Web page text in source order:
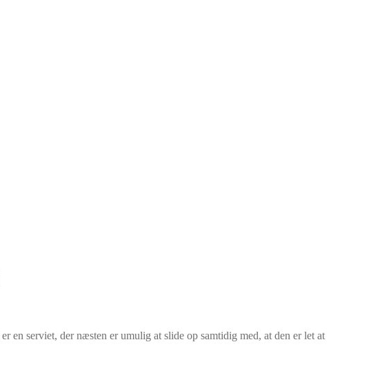
en serviet, der næsten er umulig at slide op samtidig med, at den er let at